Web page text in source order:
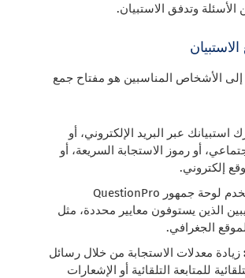
الأسئلة وتدفق الاستبيان.
إلى الأشخاص المناسبين هو مفتاح جمع
استبيانك عبر البريد الإلكتروني، أو
أو رموز الاستجابة السريعة، أو
إلكتروني.
استخدم لوحة جمهور QuestionPro
الذين يستوفون معايير محددة، مثل
الجغرافي.
زيادة معدلات الاستجابة من خلال رسائل
للمتابعة التلقائية أو الإشعارات